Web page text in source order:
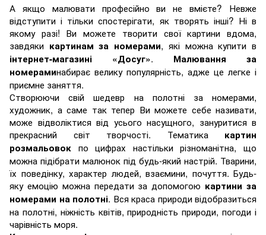
А якщо малювати професійно ви не вмієте? Невже
відступити і тільки спостерігати, як творять інші? Ні в
якому разі! Ви можете творити свої картини вдома,
завдяки картинам за номерами, які можна купити в
інтернет-магазині «Досуг». Малювання за
номераминабирає велику популярність, адже це легке і
приємне заняття.
Створюючи свій шедевр на полотні за номерами,
художник, а саме так тепер Ви можете себе називати,
може відволіктися від усього насущного, зануритися в
прекрасний світ творчості. Тематика картин
розмальовок по цифрах настільки різноманітна, що
можна підібрати малюнок під будь-який настрій. Тварини,
їх поведінку, характер людей, взаємини, почуття. Будь-
яку емоцію можна передати за допомогою картини за
номерами на полотні. Вся краса природи відобразиться
на полотні, ніжність квітів, природність природи, погоди і
чарівність моря.